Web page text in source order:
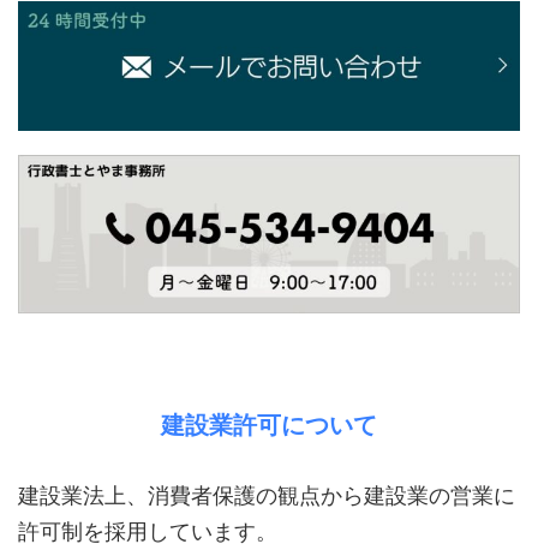
建設業許可について
建設業法上、消費者保護の観点から建設業の営業に
許可制を採用しています。